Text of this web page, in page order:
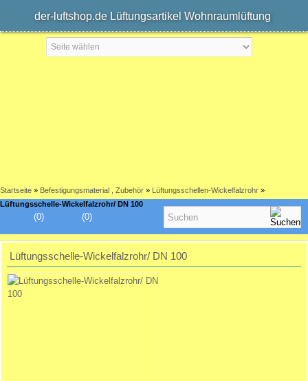
der-luftshop.de Lüftungsartikel Wohnraumlüftung
Startseite » Befestigungsmaterial , Zubehör » Lüftungsschellen-Wickelfalzrohr »
Lüftungsschelle-Wickelfalzrohr/ DN 100
(0)
(0)
Lüftungsschelle-Wickelfalzrohr/ DN 100